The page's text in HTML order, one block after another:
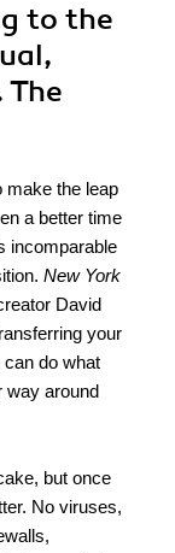
to the
The
make the leap
a better time
incomparable
New York
David
your
do what
way around
but once
No viruses,